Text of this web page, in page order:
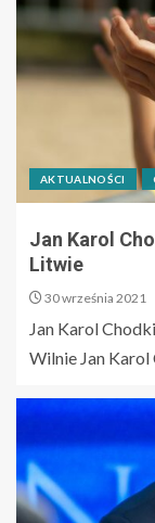
AKTUALNOŚCI
Jan Karol
Litwie
30 września 2021
Jan Karol
Wilnie Jan Karol